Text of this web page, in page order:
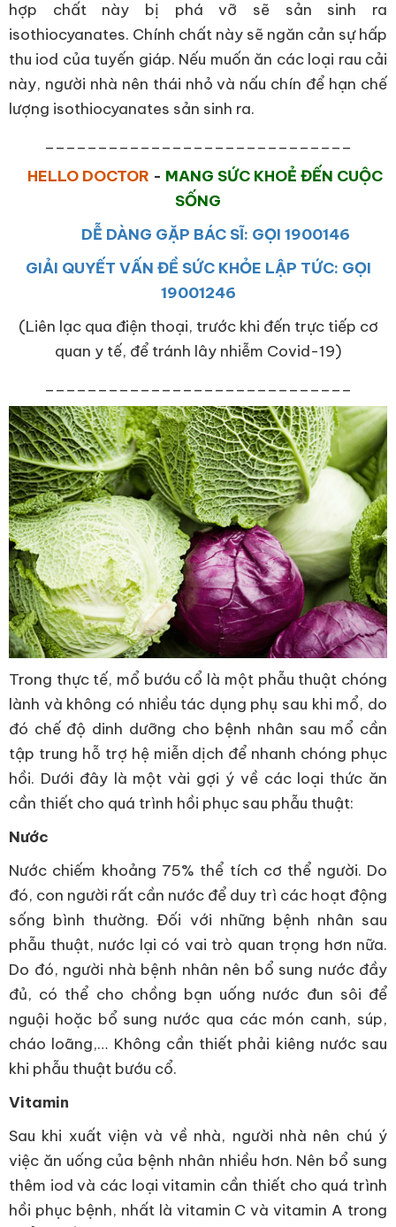
hợp chất này bị phá vỡ sẽ sản sinh ra
isothiocyanates. Chính chất này sẽ ngăn cản sự hấp
thu iod của tuyến giáp. Nếu muốn ăn các loại rau cải
này, người nhà nên thái nhỏ và nấu chín để hạn chế
lượng isothiocyanates sản sinh ra.
HELLO DOCTOR - MANG SỨC KHOẺ ĐẾN CUỘC
SỐNG
DỄ DÀNG GẶP BÁC SĨ: GỌI 1900146
GIẢI QUYẾT VẤN ĐỀ SỨC KHỎE LẬP TỨC: GỌI
19001246
(Liên lạc qua điện thoại, trước khi đến trực tiếp cơ
quan y tế, để tránh lây nhiễm Covid-19)
Trong thực tế, mổ bướu cổ là một phẫu thuật chóng
lành và không có nhiều tác dụng phụ sau khi mổ, do
đó chế độ dinh dưỡng cho bệnh nhân sau mổ cần
tập trung hỗ trợ hệ miễn dịch để nhanh chóng phục
hồi. Dưới đây là một vài gợi ý về các loại thức ăn
cần thiết cho quá trình hồi phục sau phẫu thuật:
Nước
Nước chiếm khoảng 75% thể tích cơ thể người. Do
đó, con người rất cần nước để duy trì các hoạt động
sống bình thường. Đối với những bệnh nhân sau
phẫu thuật, nước lại có vai trò quan trọng hơn nữa.
Do đó, người nhà bệnh nhân nên bổ sung nước đầy
đủ, có thể cho chồng bạn uống nước đun sôi để
nguội hoặc bổ sung nước qua các món canh, súp,
cháo loãng,… Không cần thiết phải kiêng nước sau
khi phẫu thuật bướu cổ.
Vitamin
Sau khi xuất viện và về nhà, người nhà nên chú ý
việc ăn uống của bệnh nhân nhiều hơn. Nên bổ sung
thêm iod và các loại vitamin cần thiết cho quá trình
hồi phục bệnh, nhất là vitamin C và vitamin A trong